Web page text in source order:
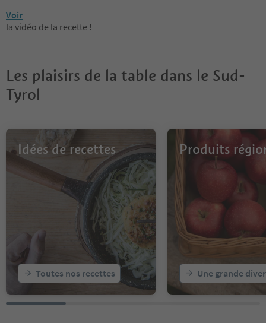
Voir
la vidéo de la recette !
Les plaisirs de la table dans le Sud-
Tyrol
Idées de recettes
Toutes nos recettes
Produits
Une grande